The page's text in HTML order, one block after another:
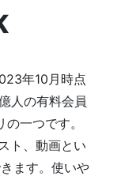
年10月時点
人の有料会員
一つです。
ト、動画とい
ます。使いや